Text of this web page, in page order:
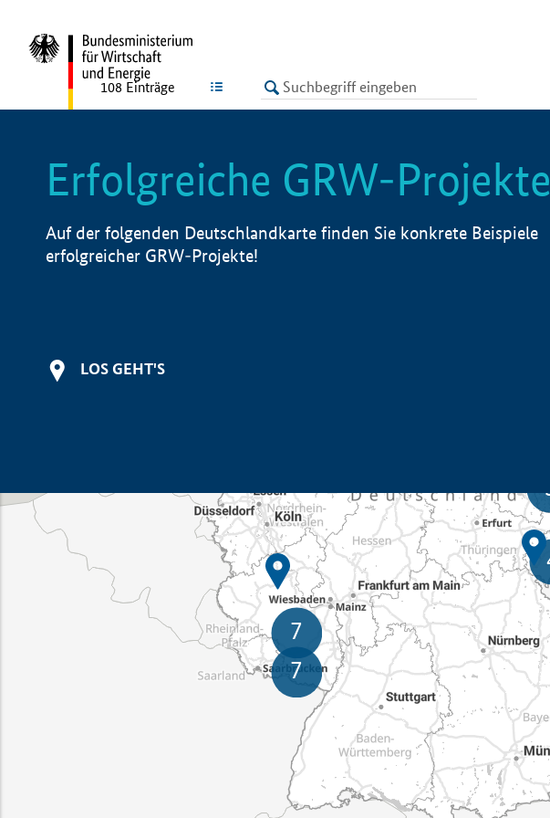
LISTE
108 Einträge
Erfolgreiche GRW-Projekte
Auf der folgenden Deutschlandkarte finden Sie konkrete Beispiele
erfolgreicher GRW-Projekte!
LOS GEHT'S